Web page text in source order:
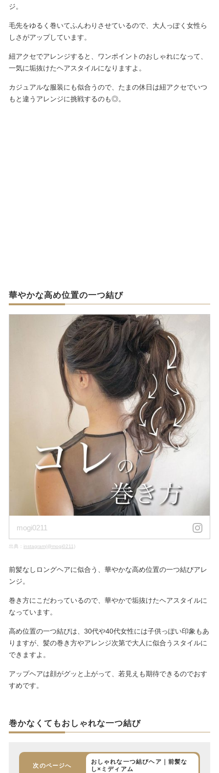
ジ。
毛先をゆるく巻いてふんわりさせているので、大人っぽく女性ら
しさがアップしています。
紐アクセでアレンジすると、ワンポイントのおしゃれになって、
一気に垢抜けたヘアスタイルになりますよ。
カジュアルな服装にも似合うので、たまの休日は紐アクセでいつ
もと違うアレンジに挑戦するのも◎。
華やかな高め位置の一つ結び
mogi0211
出典： instagram(@mogi0211)
前髪なしロングヘアに似合う、華やかな高め位置の一つ結びアレ
ンジ。
巻き方にこだわっているので、華やかで垢抜けたヘアスタイルに
なっています。
高め位置の一つ結びは、30代や40代女性には子供っぽい印象もあ
りますが、髪の巻き方やアレンジ次第で大人に似合うスタイルに
できますよ。
アップヘアは顔がグッと上がって、若見えも期待できるのでおす
すめです。
巻かなくてもおしゃれな一つ結び
次のページへ
おしゃれな一つ結びヘア｜前髪な
し×ミディアム